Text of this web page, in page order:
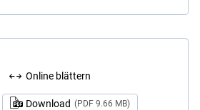
Online blättern
Download (PDF 9.66 MB)